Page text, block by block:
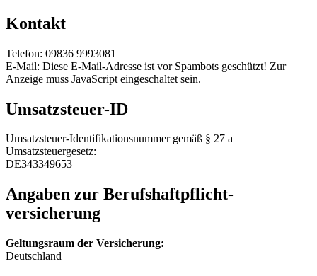
Kontakt
Telefon: 09836 9993081
E-Mail: Diese E-Mail-Adresse ist vor Spambots geschützt! Zur
Anzeige muss JavaScript eingeschaltet sein.
Umsatzsteuer-ID
Umsatzsteuer-Identifikationsnummer gemäß § 27 a
Umsatzsteuergesetz:
DE343349653
Angaben zur Berufs­haftpflicht­
versicherung
Geltungsraum der Versicherung:
Deutschland